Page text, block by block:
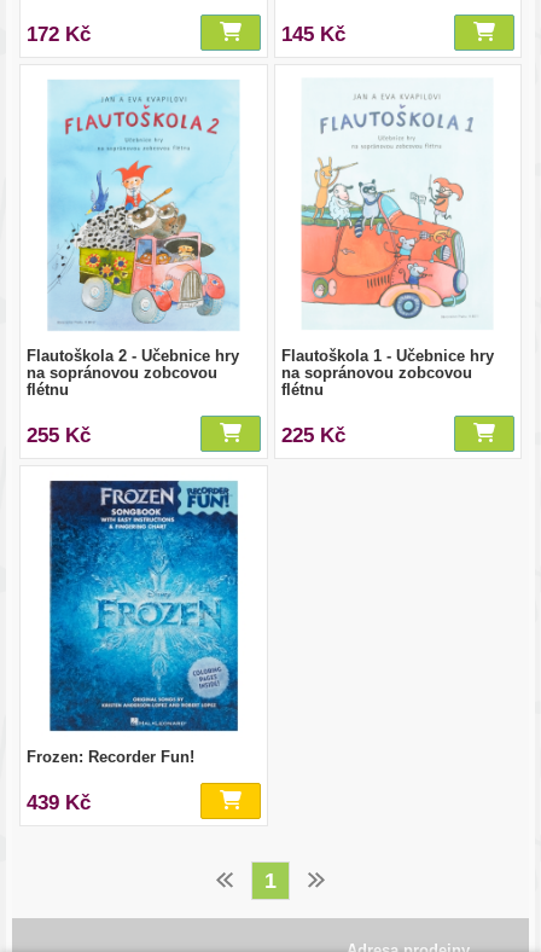
172 Kč 145 Kč
Flautoškola 2 - Učebnice hry
na sopránovou zobcovou
flétnu
255 Kč
Flautoškola 1 - Učebnice hry
na sopránovou zobcovou
flétnu
225 Kč
Frozen: Recorder Fun!
439 Kč
1